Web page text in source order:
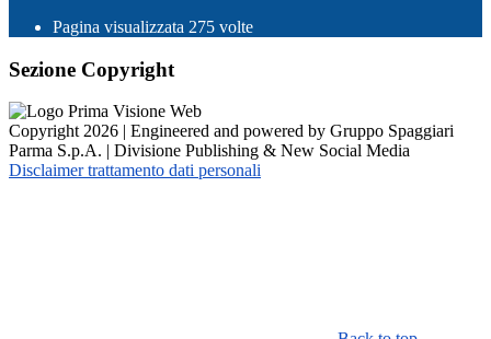
Pagina visualizzata 275 volte
Sezione Copyright
Copyright 2026 | Engineered and powered by Gruppo Spaggiari
Parma S.p.A. | Divisione Publishing & New Social Media
Disclaimer trattamento dati personali